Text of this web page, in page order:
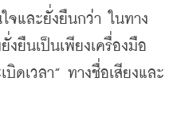
จและยั่งยืนกว่า ในทาง
ยืนเป็นเพียงเครื่องมือ
บิดเวลา” ทางชื่อเสียงและ